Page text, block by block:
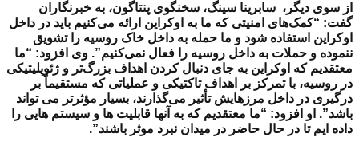
از سوی دیگر، سابرینا سینگ، سخنگوی پنتاگون، به خبرنگاران
گفت: “کمک‌های امنیتی که ما به اوکراین ارائه می‌کنیم باید در داخل
اوکراین استفاده شود و ما حمله به داخل خاک روسیه را تشویق
ننموده و حملات به داخل روسیه را فعال نمی‌کنیم”. وی افزود: “ما
معتقدیم که اوکراین به جای دنبال کردن اهداف بزرگ‌تر و ژئوپلیتیکی
در روسیه، با تمرکز بر اهداف تاکتیکی و عملیاتی که مستقیماً بر
درگیری در داخل مرزهایش تأثیر می‌گذارند، بسیار مؤثرتر می تواند
باشد”. او افزود: “ما معتقدیم که به آنها قابلیت ها و سیستم هایی را
داده ایم تا در حال حاضر در میدان نبرد موثر باشند”.